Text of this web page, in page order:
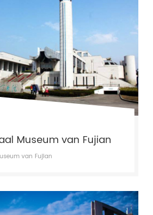
Museum van Fujian
van Fujian